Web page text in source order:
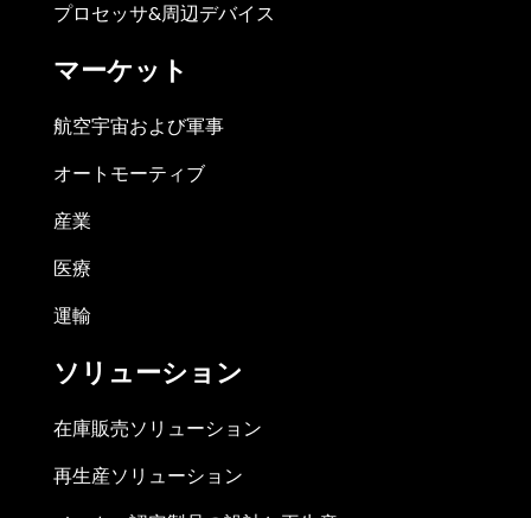
プロセッサ&周辺デバイス
マーケット
航空宇宙および軍事
オートモーティブ
産業
医療
運輸
ソリューション
在庫販売ソリューション
再生産ソリューション